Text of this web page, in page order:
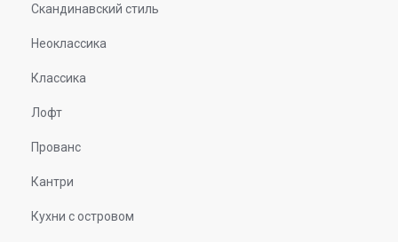
Скандинавский стиль
Неоклассика
Классика
Лофт
Прованс
Кантри
Кухни с островом